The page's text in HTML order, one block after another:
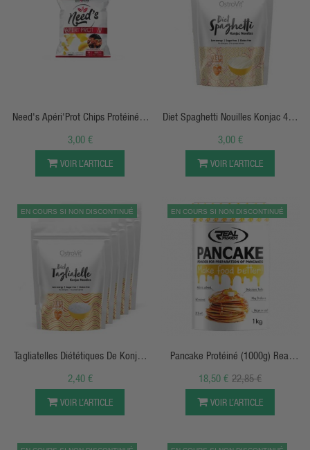
Need's Apéri'Prot Chips Protéinées
Smart Food
3,00 €
VOIR L’ARTICLE
APERÇU RAPIDE
Diet Spaghetti Nouilles Konjac 400
G - OstroVit
3,00 €
VOIR L’ARTICLE
EN COURS SI NON DISCONTINUÉ
APERÇU RAPIDE
Tagliatelles Diététiques De Konjac
400 G - OstroVit
2,40 €
VOIR L’ARTICLE
EN COURS SI NON DISCONTINUÉ
APERÇU RAPIDE
Pancake Protéiné (1000g) Real
Pharm22,85 €
18,50 €
VOIR L’ARTICLE